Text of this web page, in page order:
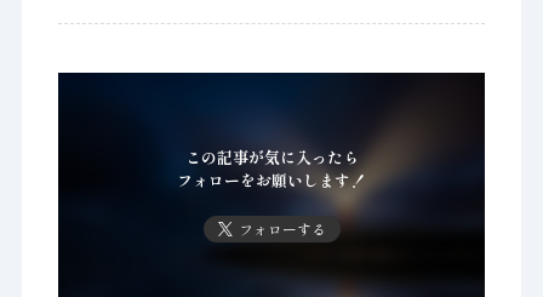
この記事が気に入ったら
フォローをお願いします！
フォローする